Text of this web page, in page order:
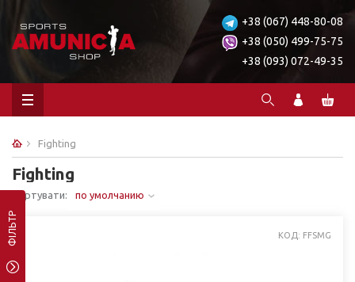
+38 (067) 448-80-08
+38 (050) 499-75-75
+38 (093) 072-49-35
Fighting
Fighting
Сортувати: по умолчанию
ФІЛЬТР КОД: FFSMG